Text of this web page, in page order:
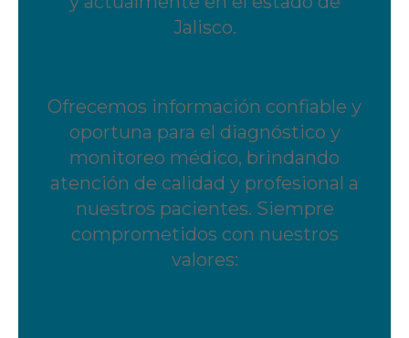
Jalisco.
Ofrecemos información confiable y
oportuna para el diagnóstico y
monitoreo médico, brindando
atención de calidad y profesional a
nuestros pacientes. Siempre
comprometidos con nuestros
valores: